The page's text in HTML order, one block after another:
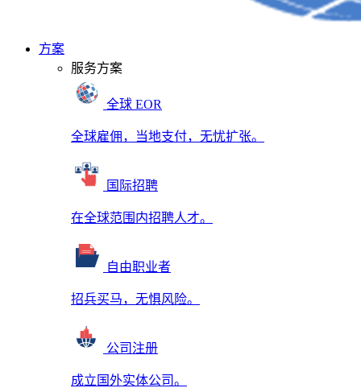
方案
服务方案
全球 EOR
全球雇佣，当地支付，无忧扩张。
国际招聘
在全球范围内招聘人才。
自由职业者
招兵买马，无惧风险。
公司注册
成立国外实体公司。